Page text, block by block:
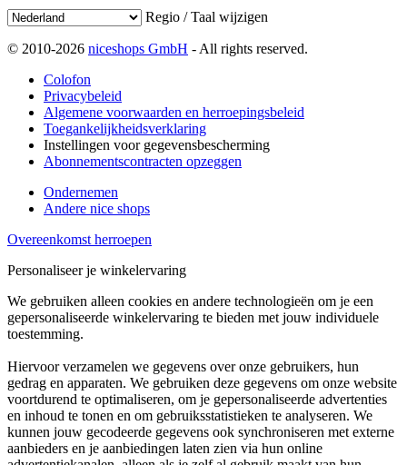
Regio / Taal wijzigen
© 2010-2026 niceshops GmbH - All rights reserved.
Colofon
Privacybeleid
Algemene voorwaarden en herroepingsbeleid
Toegankelijkheidsverklaring
Instellingen voor gegevensbescherming
Abonnementscontracten opzeggen
Ondernemen
Andere nice shops
Overeenkomst herroepen
Personaliseer je winkelervaring
We gebruiken alleen cookies en andere technologieën om je een
gepersonaliseerde winkelervaring te bieden met jouw individuele
toestemming.
Hiervoor verzamelen we gegevens over onze gebruikers, hun
gedrag en apparaten. We gebruiken deze gegevens om onze website
voortdurend te optimaliseren, om je gepersonaliseerde advertenties
en inhoud te tonen en om gebruiksstatistieken te analyseren. We
kunnen jouw gecodeerde gegevens ook synchroniseren met externe
aanbieders en je aanbiedingen laten zien via hun online